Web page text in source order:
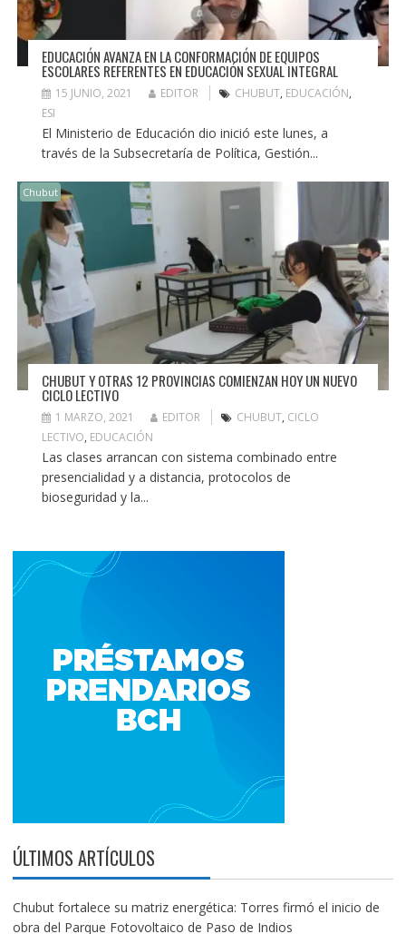
EDUCACIÓN AVANZA EN LA CONFORMACIÓN DE EQUIPOS
ESCOLARES REFERENTES EN EDUCACIÓN SEXUAL INTEGRAL
15 JUNIO, 2021 EDITOR CHUBUT, EDUCACIÓN,
ESI
El Ministerio de Educación dio inició este lunes, a
través de la Subsecretaría de Política, Gestión...
Chubut
CHUBUT Y OTRAS 12 PROVINCIAS COMIENZAN HOY UN NUEVO
CICLO LECTIVO
1 MARZO, 2021 EDITOR CHUBUT, CICLO
LECTIVO, EDUCACIÓN
Las clases arrancan con sistema combinado entre
presencialidad y a distancia, protocolos de
bioseguridad y la...
ÚLTIMOS ARTÍCULOS
Chubut fortalece su matriz energética: Torres firmó el inicio de
obra del Parque Fotovoltaico de Paso de Indios